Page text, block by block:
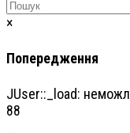
×
Попередження
JUser::_load:
88